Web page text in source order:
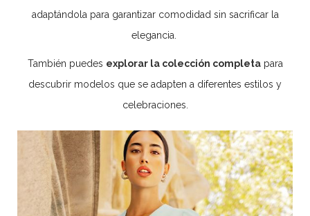
adaptándola para garantizar comodidad sin sacrificar la
elegancia.
También puedes explorar la colección completapara
descubrir modelos que se adapten a diferentes estilos y
celebraciones.